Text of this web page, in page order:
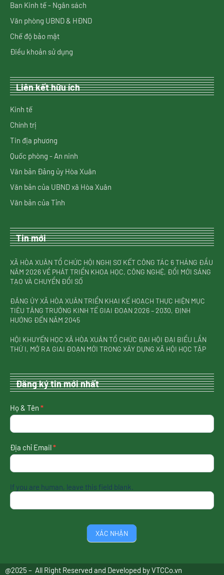
Ban Kinh tế - Ngân sách
Văn phòng UBND & HĐND
Chế độ bảo mật
Điều khoản sử dụng
Liên kết hữu ích
Kinh tế
Chính trị
Tin địa phương
Quốc phòng - An ninh
Văn bản Đảng ủy Hòa Xuân
Văn bản của UBND xã Hòa Xuân
Văn bản của Tỉnh
Tin mới
XÃ HÒA XUÂN TỔ CHỨC HỘI NGHỊ SƠ KẾT CÔNG TÁC 6 THÁNG ĐẦU
NĂM 2026 VỀ PHÁT TRIỂN KHOA HỌC, CÔNG NGHỆ, ĐỔI MỚI SÁNG
TẠO VÀ CHUYỂN ĐỔI SỐ
ĐẢNG ỦY XÃ HÒA XUÂN TRIỂN KHAI KẾ HOẠCH THỰC HIỆN MỤC
TIÊU TĂNG TRƯỞNG KINH TẾ GIAI ĐOẠN 2026 – 2030, ĐỊNH
HƯỚNG ĐẾN NĂM 2045
HỘI KHUYẾN HỌC XÃ HÒA XUÂN TỔ CHỨC ĐẠI HỘI ĐẠI BIỂU LẦN
THỨ I, MỞ RA GIAI ĐOẠN MỚI TRONG XÂY DỰNG XÃ HỘI HỌC TẬP
Đăng ký tin mới nhất
nhận
tin
nhất
Họ & Tên *
Địa chỉ Email*
If you are human, leave this field blank.
XÁC NHẬN
@2025 – All Right Reserved and Developed byVTCCo.vn